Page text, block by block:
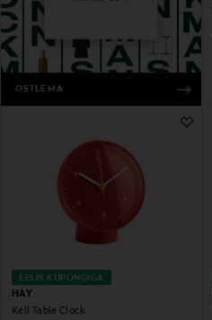
OSTLEMA
EELIS KUPONGIGA
HAY
Kell Table Clock